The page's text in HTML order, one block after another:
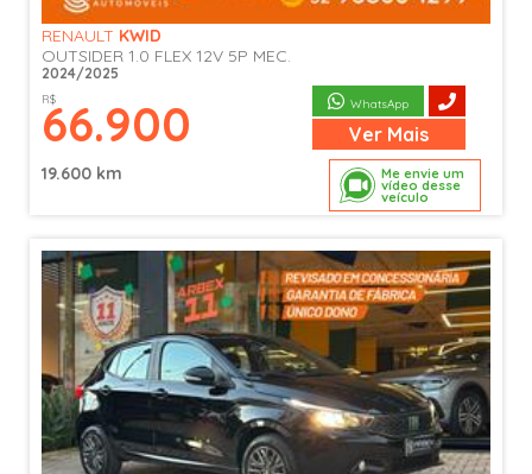
Me envie um
vídeo desse
veículo
RENAULT KWID
OUTSIDER 1.0 FLEX 12V 5P MEC.
2024/2025
R$
66.900 WhatsApp
Ver Mais
19.600 km